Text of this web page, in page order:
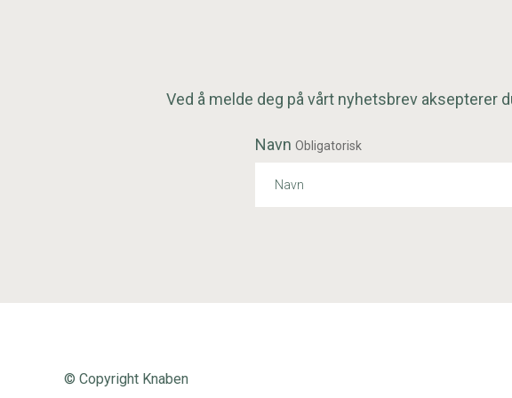
Ved å melde deg på vårt nyhetsbrev aksepterer
Navn Obligatorisk
© Copyright Knaben